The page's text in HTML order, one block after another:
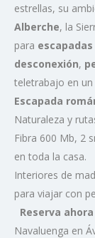
estrellas, su
Alberche, la
para
desconexión,
teletrabajo en
Escapada
Naturaleza y
Fibra 600 Mb, 2
en toda la casa.
Interiores de
para viajar con
Reserva
Navaluenga en